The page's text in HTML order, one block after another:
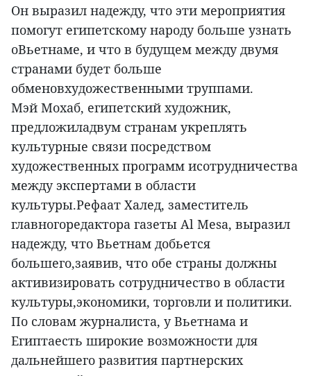
Он выразил надежду, что эти мероприятия
помогут египетскому народу больше узнать
оВьетнаме, и что в будущем между двумя
странами будет больше
обменовхудожественными труппами.
Мэй Мохаб, египетский художник,
предложиладвум странам укреплять
культурные связи посредством
художественных программ исотрудничества
между экспертами в области
культуры.Рефаат Халед, заместитель
главногоредактора газеты Al Mesa, выразил
надежду, что Вьетнам добьется
большего,заявив, что обе страны должны
активизировать сотрудничество в области
культуры,экономики, торговли и политики.
По словам журналиста, у Вьетнама и
Египтаесть широкие возможности для
дальнейшего развития партнерских